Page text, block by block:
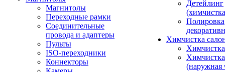
Магнитолы
Переходные рамки
Соединительные
провода и адаптеры
Пульты
ISO-переходники
Коннекторы
Детейлинг
Полировка
Химчистка
(наружная